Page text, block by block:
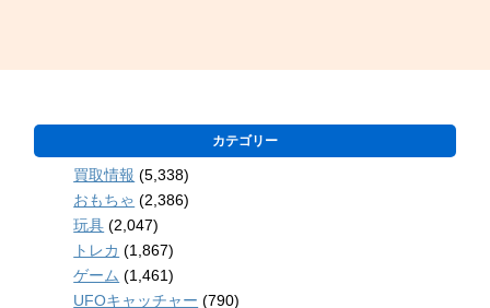
カテゴリー
買取情報 (5,338)
おもちゃ (2,386)
玩具 (2,047)
トレカ (1,867)
ゲーム (1,461)
UFOキャッチャー (790)